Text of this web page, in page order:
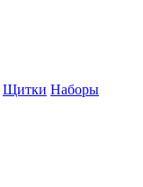
Щитки Наборы